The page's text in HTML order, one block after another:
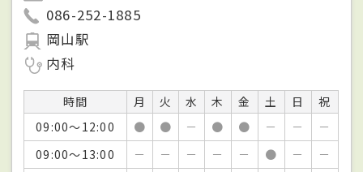
086-252-1885
岡山駅
内科
時間 月 火 水 木 金 土 日
祝
09:00～12:00
● ● － ● ● － －
－
09:00～13:00
－ － － － － ● －
－